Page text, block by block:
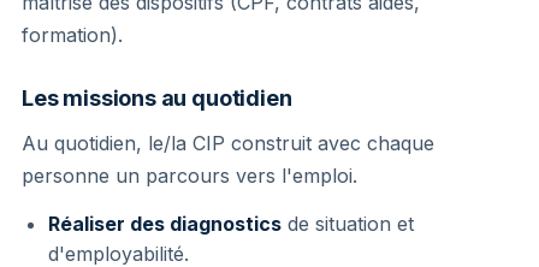
formation).
Les missions au quotidien
Au quotidien, le/la CIP construit avec chaque
personne un parcours vers l'emploi.
Réaliser des diagnostics de situation et
d'employabilité.